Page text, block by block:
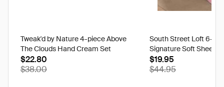
Tweak'd by Nature 4-piece Above
The Clouds Hand Cream Set
$22.80
$38.00
South Street Loft 6-
Signature Soft Sheet
$19.95
$44.95